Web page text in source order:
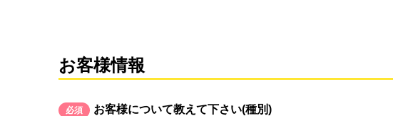
お客様情報
必須
お客様について教えて下さい(種別)